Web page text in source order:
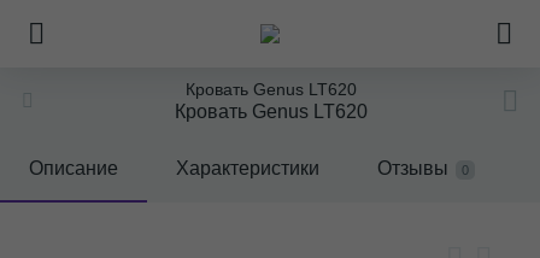
Кровать Genus LT620
Кровать Genus LT620
Описание Характеристики Отзывы 0